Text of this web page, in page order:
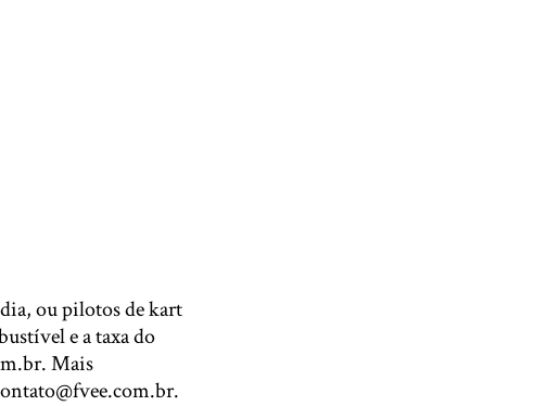
ou pilotos de kart
e a taxa do
Mais